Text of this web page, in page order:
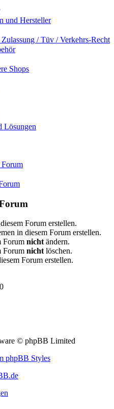
und Hersteller
/ Tüv / Verkehrs-Recht
Shops
Lösungen
Forum erstellen.
in diesem Forum erstellen.
Forum nicht ändern.
Forum nicht löschen.
Forum erstellen.
© phpBB Limited
phpBB Styles